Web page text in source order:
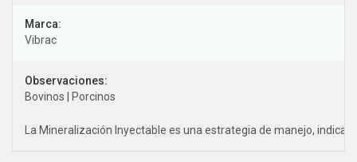
Marca:
Vibrac
Observaciones:
Bovinos | Porcinos
La Mineralización Inyectable es una estrategia de manejo,